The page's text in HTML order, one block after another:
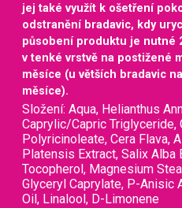
jej také využít k ošetření
odstranění bradavic, kdy
působení produktu je nutné
v tenké vrstvě na postižené
měsíce (u větších bradavic
měsíce).
Složení: Aqua, Helianthus
Caprylic/Capric Triglyceride,
Polyricinoleate, Cera Flava,
Platensis Extract, Salix Alba
Tocopherol, Magnesium
Glyceryl Caprylate, P-Anisic
Oil, Linalool, D-Limonene